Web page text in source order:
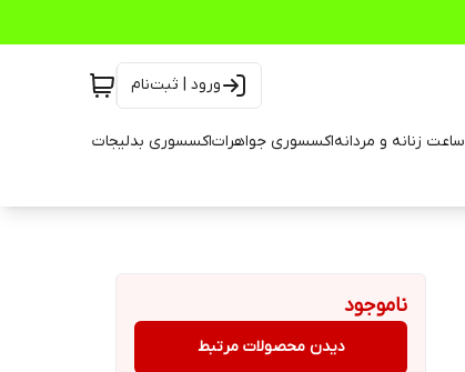
ورود | ثبت‌نام
ساعت زنانه و مردانهاکسسوری جواهراتاکسسوری بدلیجات
ناموجود
دیدن محصولات مرتبط